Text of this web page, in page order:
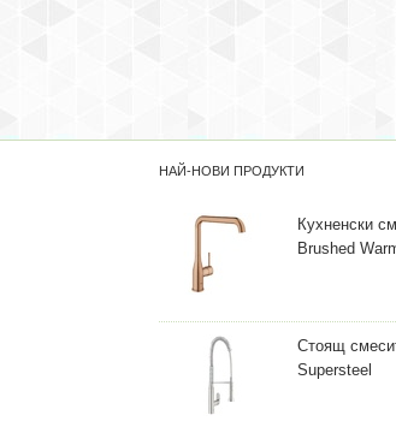
НАЙ-НОВИ ПРОДУКТИ
Кухненски
Brushed
Стоящ
Supersteel